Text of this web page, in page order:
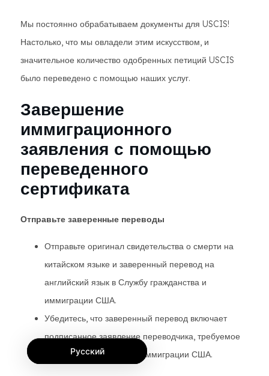
Мы постоянно обрабатываем документы для USCIS!
Настолько, что мы овладели этим искусством, и
значительное количество одобренных петиций USCIS
было переведено с помощью наших услуг.
Завершение
иммиграционного
заявления с помощью
переведенного
сертификата
Отправьте заверенные переводы
Отправьте оригинал свидетельства о смерти на
китайском языке и заверенный перевод на
английский язык в Службу гражданства и
иммиграции США.
Убедитесь, что заверенный перевод включает
подписанное заявление переводчика, требуемое
Службой гражданства и иммиграции США.
Русский